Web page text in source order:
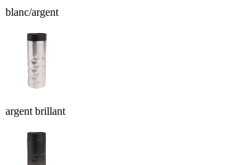
blanc/argent
argent brillant